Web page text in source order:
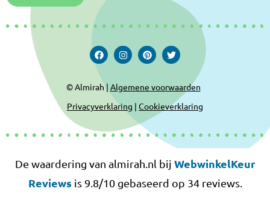
© Almirah | Algemene voorwaarden
Privacyverklaring | Cookieverklaring
De waardering van almirah.nl bij WebwinkelKeur
Reviews is 9.8/10 gebaseerd op 34 reviews.